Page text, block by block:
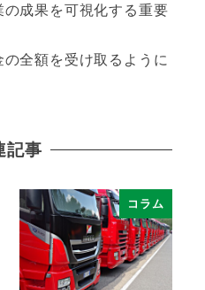
成果を可視化する重要
全額を受け取るように
記事
コラム